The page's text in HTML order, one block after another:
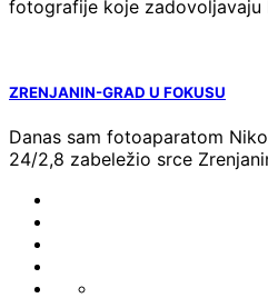
fotografije koje
ZRENJANIN-GRAD U FOKUSU
Danas sam fotoaparatom
24/2,8 zabeležio srce